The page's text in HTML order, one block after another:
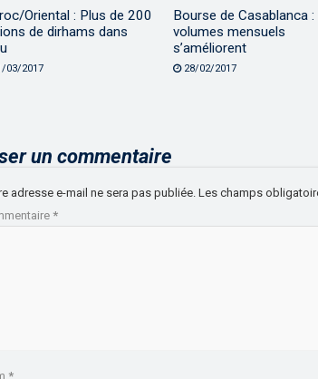
Oriental : Plus de 200
de dirhams dans
03/2017
Bourse de Casablanca :
volumes mensuels
s’améliorent
28/02/2017
un commentaire
adresse e-mail ne sera pas publiée. Les champs
*
*